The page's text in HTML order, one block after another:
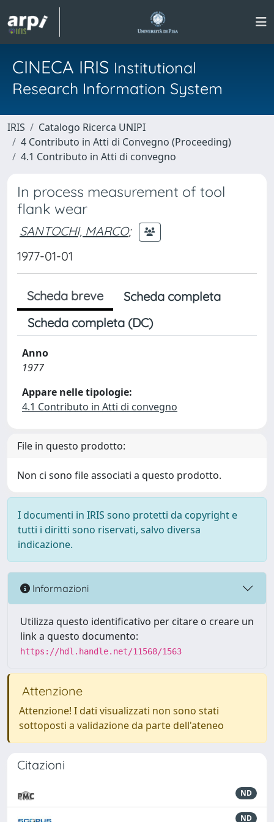
CINECA IRIS Institutional
Research Information System
IRIS
Catalogo Ricerca UNIPI
4 Contributo in Atti di Convegno (Proceeding)
4.1 Contributo in Atti di convegno
In process measurement of tool
flank wear
SANTOCHI, MARCO;
1977-01-01
Scheda breve
Scheda completa
Scheda completa (DC)
Anno
1977
Appare nelle tipologie:
4.1 Contributo in Atti di convegno
File in questo prodotto:
Non ci sono file associati a questo prodotto.
I documenti in IRIS sono protetti da copyright e
tutti i diritti sono riservati, salvo diversa
indicazione.
Informazioni
Utilizza questo identificativo per citare o creare un
link a questo documento:
https://hdl.handle.net/11568/1563
Attenzione
Attenzione! I dati visualizzati non sono stati
sottoposti a validazione da parte dell'ateneo
Citazioni
ND
ND